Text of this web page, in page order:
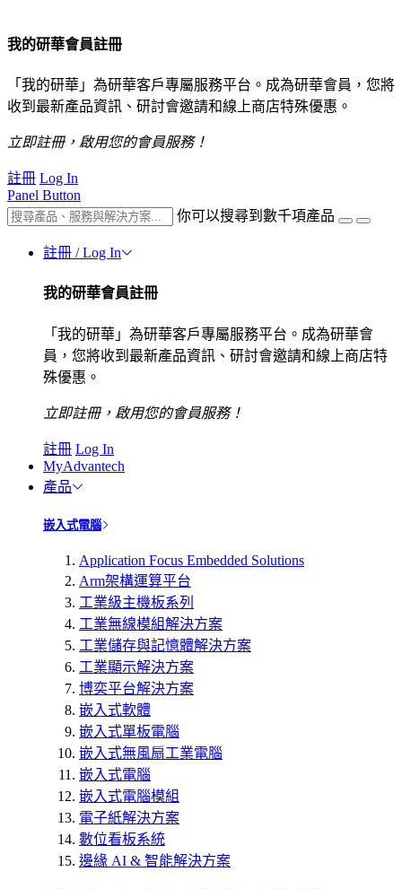
我的研華會員註冊
「我的研華」為研華客戶專屬服務平台。成為研華會員，您將
收到最新產品資訊、研討會邀請和線上商店特殊優惠。
立即註冊，啟用您的會員服務！
註冊 Log In
Panel Button
你可以搜尋到數千項產品
註冊 / Log In
我的研華會員註冊
「我的研華」為研華客戶專屬服務平台。成為研華會
員，您將收到最新產品資訊、研討會邀請和線上商店特
殊優惠。
立即註冊，啟用您的會員服務！
註冊 Log In
MyAdvantech
產品
嵌入式電腦
Application Focus Embedded Solutions
Arm架構運算平台
工業級主機板系列
工業無線模組解決方案
工業儲存與記憶體解決方案
工業顯示解決方案
博奕平台解決方案
嵌入式軟體
嵌入式單板電腦
嵌入式無風扇工業電腦
嵌入式電腦
嵌入式電腦模組
電子紙解決方案
數位看板系統
邊緣 AI & 智能解決方案